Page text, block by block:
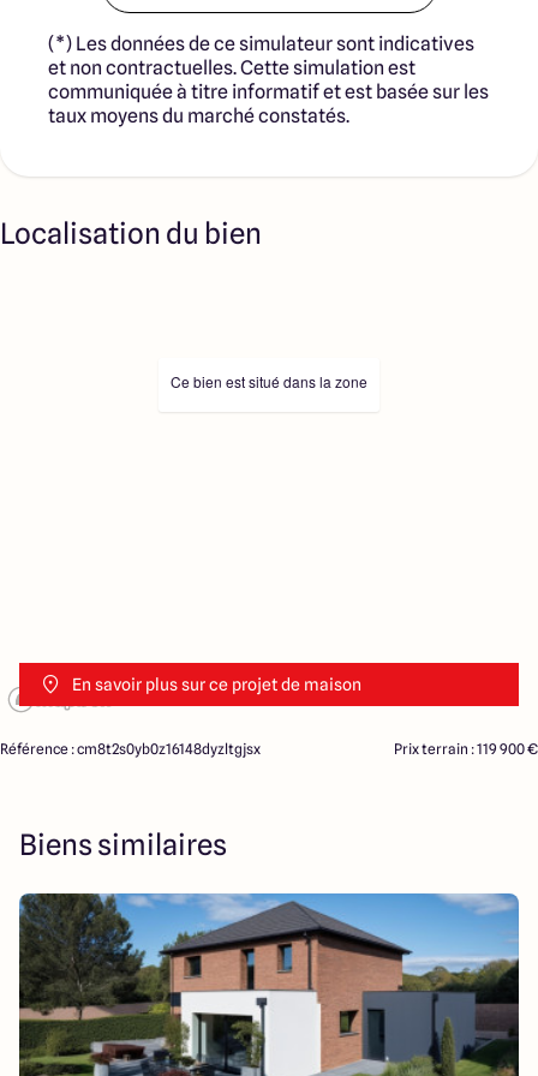
nos partenaires fonciers.
(*) Les données de ce simulateur sont indicatives
et non contractuelles. Cette simulation est
communiquée à titre informatif et est basée sur les
taux moyens du marché constatés.
Localisation du bien
En savoir plus sur ce projet de maison
Ce bien est situé dans la zone
Référence : cm8t2s0yb0z16148dyzltgjsx Prix terrain : 119 900 €
Biens similaires